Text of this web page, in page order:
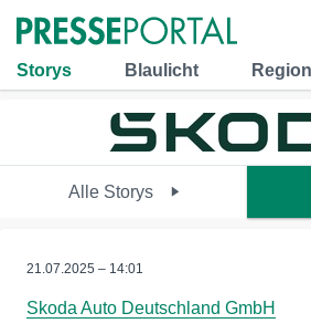
Storys Blaulicht
Alle Storys
21.07.2025 – 14:01
Skoda Auto Deutschland GmbH